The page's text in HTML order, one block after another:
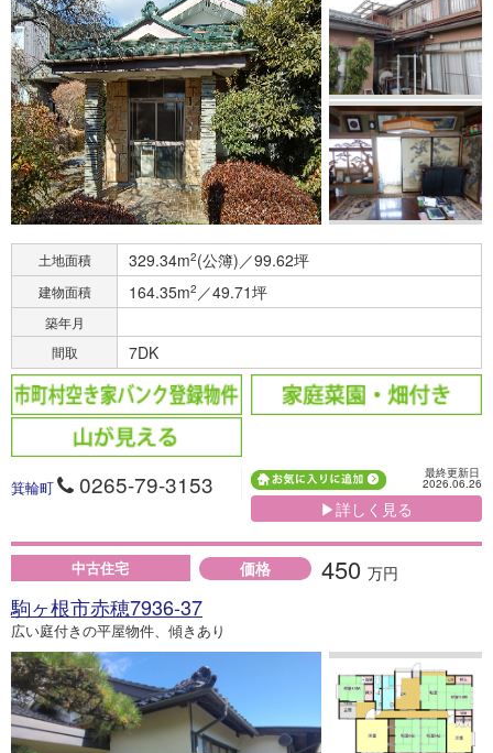
土地面積 329.34m2(公簿)／99.62坪
建物面積 164.35m2 ／49.71坪
築年月
間取
7DK
箕輪町 0265-79-3153 最終更新日
2026.06.26
▶詳しく見る
中古住宅 価格 450 万円
駒ヶ根市赤穂7936-37
広い庭付きの平屋物件、傾きあり